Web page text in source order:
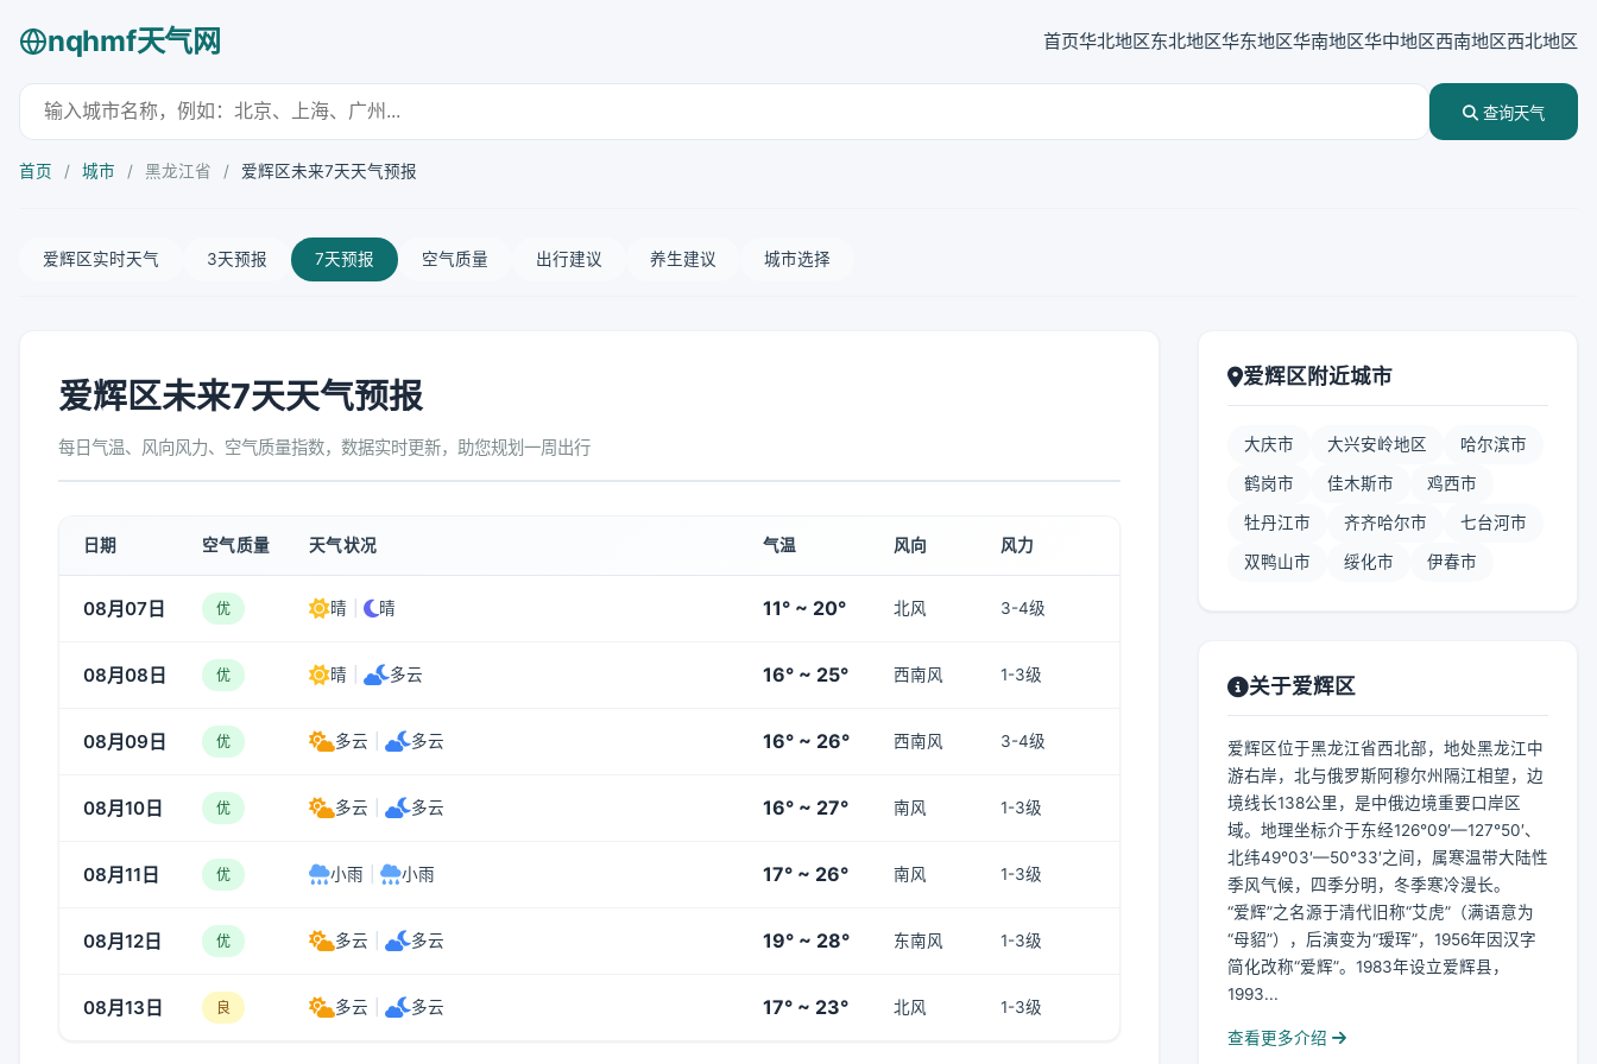
nqhmf天气网 首页华北地区东北地区华东地区华南地区华中地区西南地区西北地区
查询天气
首页 / 城市 / 黑龙江省 / 爱辉区未来7天天气预报
爱辉区实时天气 3天预报 7天预报 空气质量 出行建议 养生建议 城市选择
爱辉区未来7天天气预报
每日气温、风向风力、空气质量指数，数据实时更新，助您规划一周出行
日期 空气质量 天气状况 气温 风向 风力
08月07日 优 晴 晴 11° ~ 20° 北风 3-4级
08月08日 优 晴 多云 16° ~ 25° 西南风 1-3级
08月09日 优 多云 多云 16° ~ 26° 西南风 3-4级
08月10日 优 多云 多云 16° ~ 27° 南风 1-3级
08月11日 优 小雨 小雨 17° ~ 26° 南风 1-3级
08月12日 优 多云 多云 19° ~ 28° 东南风 1-3级
08月13日 良 多云 多云 17° ~ 23° 北风 1-3级
爱辉区附近城市
大庆市 大兴安岭地区 哈尔滨市
鹤岗市 佳木斯市 鸡西市
牡丹江市 齐齐哈尔市 七台河市
双鸭山市 绥化市 伊春市
关于爱辉区
爱辉区位于黑龙江省西北部，地处黑龙江中
游右岸，北与俄罗斯阿穆尔州隔江相望，边
境线长138公里，是中俄边境重要口岸区
域。地理坐标介于东经126°09′—127°50′、
北纬49°03′—50°33′之间，属寒温带大陆性
季风气候，四季分明，冬季寒冷漫长。
“爱辉”之名源于清代旧称“艾虎”（满语意为
“母貂”），后演变为“瑷珲”，1956年因汉字
简化改称“爱辉”。1983年设立爱辉县，
1993...
查看更多介绍